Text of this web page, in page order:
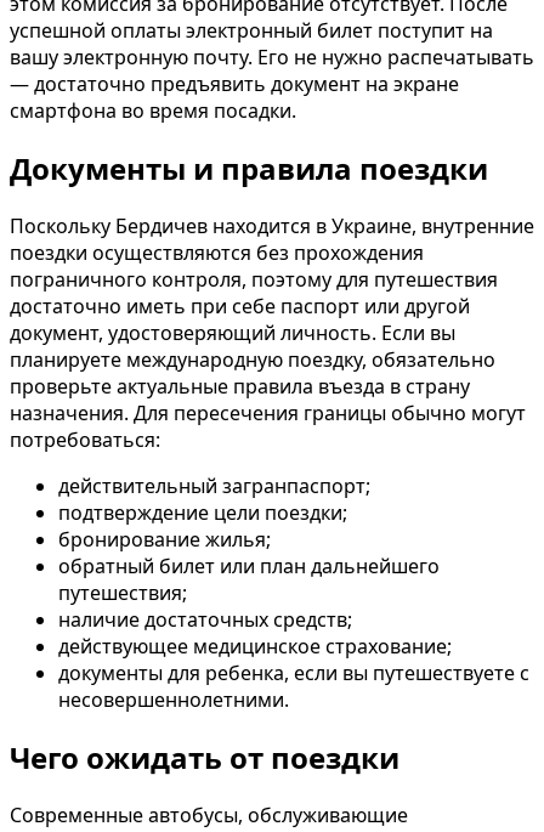
успешной оплаты электронный билет поступит на
вашу электронную почту. Его не нужно распечатывать
— достаточно предъявить документ на экране
смартфона во время посадки.
Документы и правила поездки
Поскольку Бердичев находится в Украине, внутренние
поездки осуществляются без прохождения
пограничного контроля, поэтому для путешествия
достаточно иметь при себе паспорт или другой
документ, удостоверяющий личность. Если вы
планируете международную поездку, обязательно
проверьте актуальные правила въезда в страну
назначения. Для пересечения границы обычно могут
потребоваться:
действительный загранпаспорт;
подтверждение цели поездки;
бронирование жилья;
обратный билет или план дальнейшего
путешествия;
наличие достаточных средств;
действующее медицинское страхование;
документы для ребенка, если вы путешествуете с
несовершеннолетними.
Чего ожидать от поездки
Современные автобусы, обслуживающие